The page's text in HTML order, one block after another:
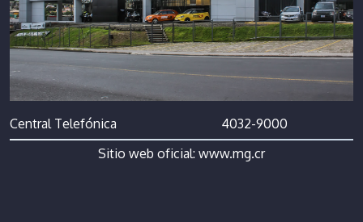
Central Telefónica
4032-9000
Sitio web oficial: www.mg.cr